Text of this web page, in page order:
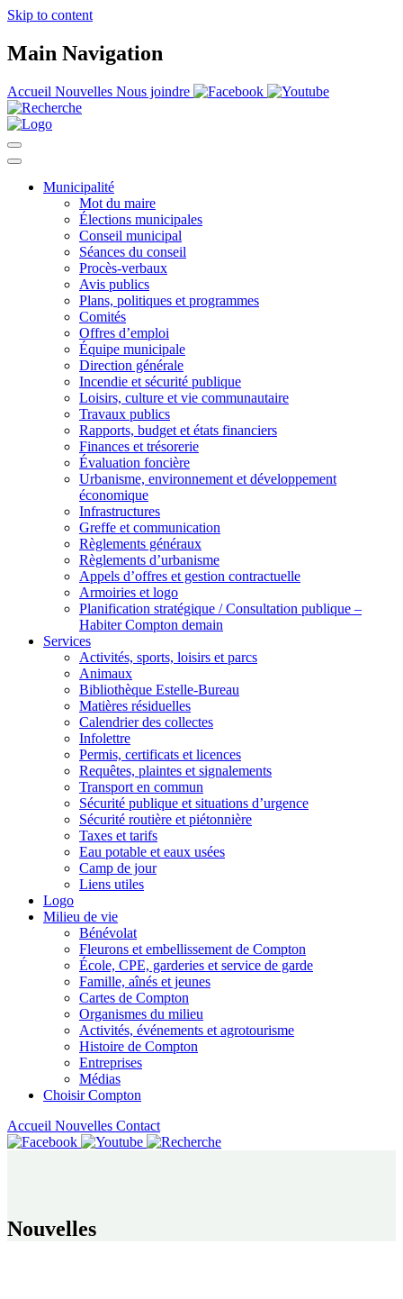
Skip to content
Main Navigation
Accueil Nouvelles Nous joindre
Municipalité
Mot du maire
Élections municipales
Conseil municipal
Séances du conseil
Procès-verbaux
Avis publics
Plans, politiques et programmes
Comités
Offres d’emploi
Équipe municipale
Direction générale
Incendie et sécurité publique
Loisirs, culture et vie communautaire
Travaux publics
Rapports, budget et états financiers
Finances et trésorerie
Évaluation foncière
Urbanisme, environnement et développement
économique
Infrastructures
Greffe et communication
Règlements généraux
Règlements d’urbanisme
Appels d’offres et gestion contractuelle
Armoiries et logo
Planification stratégique / Consultation publique –
Habiter Compton demain
Services
Activités, sports, loisirs et parcs
Animaux
Bibliothèque Estelle-Bureau
Matières résiduelles
Calendrier des collectes
Infolettre
Permis, certificats et licences
Requêtes, plaintes et signalements
Transport en commun
Sécurité publique et situations d’urgence
Sécurité routière et piétonnière
Taxes et tarifs
Eau potable et eaux usées
Camp de jour
Liens utiles
Logo
Milieu de vie
Bénévolat
Fleurons et embellissement de Compton
École, CPE, garderies et service de garde
Famille, aînés et jeunes
Cartes de Compton
Organismes du milieu
Activités, événements et agrotourisme
Histoire de Compton
Entreprises
Médias
Choisir Compton
Accueil Nouvelles Contact
Nouvelles